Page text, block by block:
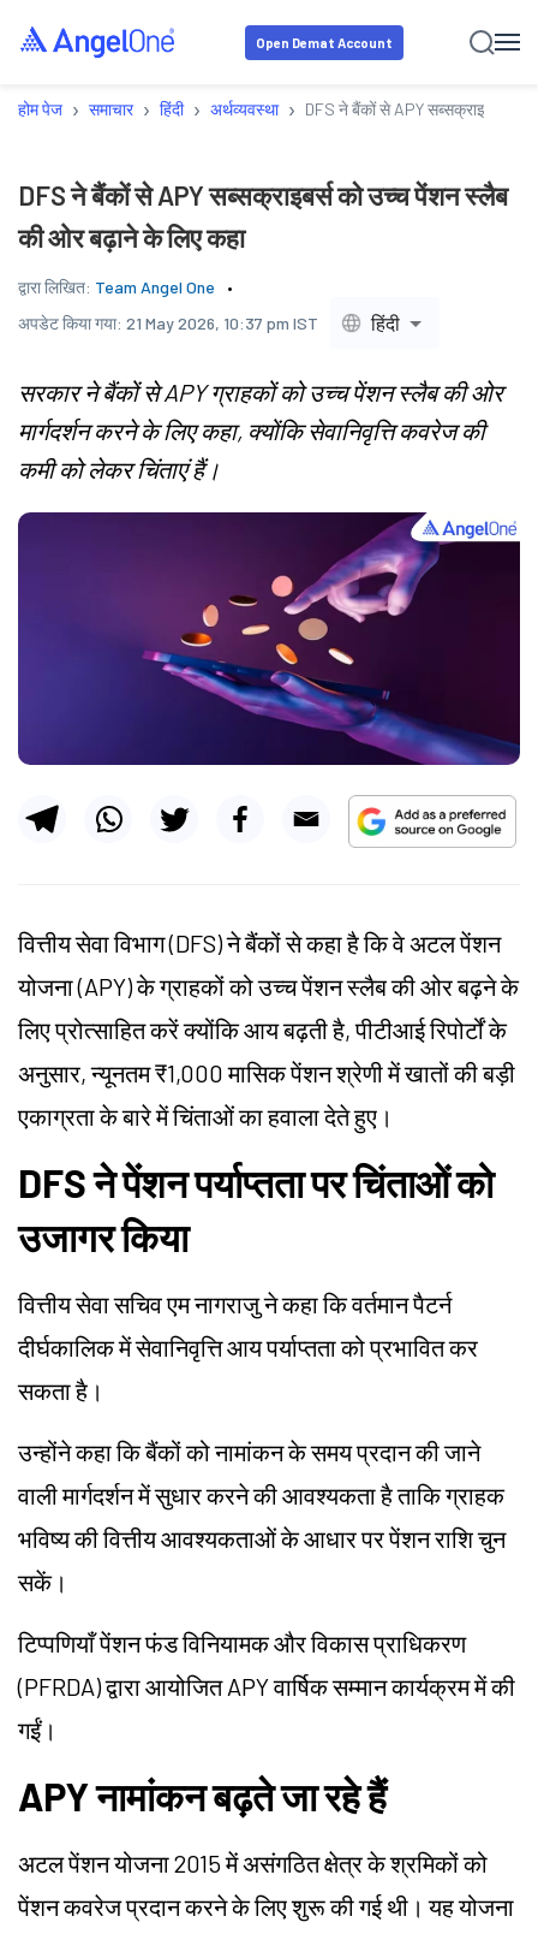
Open Demat Account
होम पेज › समाचार › हिंदी › अर्थव्यवस्था › DFS ने बैंकों से APY सब्सक्राइबर्स
DFS ने बैंकों से APY सब्सक्राइबर्स को उच्च पेंशन स्लैब
की ओर बढ़ाने के लिए कहा
द्वारा लिखित: Team Angel One
अपडेट किया गया: 21 May 2026, 10:37 pm IST हिंदी
सरकार ने बैंकों से APY ग्राहकों को उच्च पेंशन स्लैब की ओर
मार्गदर्शन करने के लिए कहा, क्योंकि सेवानिवृत्ति कवरेज की
कमी को लेकर चिंताएं हैं।
वित्तीय सेवा विभाग (DFS) ने बैंकों से कहा है कि वे अटल पेंशन
योजना (APY) के ग्राहकों को उच्च पेंशन स्लैब की ओर बढ़ने के
लिए प्रोत्साहित करें क्योंकि आय बढ़ती है, पीटीआई रिपोर्टों के
अनुसार, न्यूनतम ₹1,000 मासिक पेंशन श्रेणी में खातों की बड़ी
एकाग्रता के बारे में चिंताओं का हवाला देते हुए।
DFS ने पेंशन पर्याप्तता पर चिंताओं को
उजागर किया
वित्तीय सेवा सचिव एम नागराजु ने कहा कि वर्तमान पैटर्न
दीर्घकालिक में सेवानिवृत्ति आय पर्याप्तता को प्रभावित कर
सकता है।
उन्होंने कहा कि बैंकों को नामांकन के समय प्रदान की जाने
वाली मार्गदर्शन में सुधार करने की आवश्यकता है ताकि ग्राहक
भविष्य की वित्तीय आवश्यकताओं के आधार पर पेंशन राशि चुन
सकें।
टिप्पणियाँ पेंशन फंड विनियामक और विकास प्राधिकरण
(PFRDA) द्वारा आयोजित APY वार्षिक सम्मान कार्यक्रम में की
गईं।
APY नामांकन बढ़ते जा रहे हैं
अटल पेंशन योजना 2015 में असंगठित क्षेत्र के श्रमिकों को
पेंशन कवरेज प्रदान करने के लिए शुरू की गई थी। यह योजना